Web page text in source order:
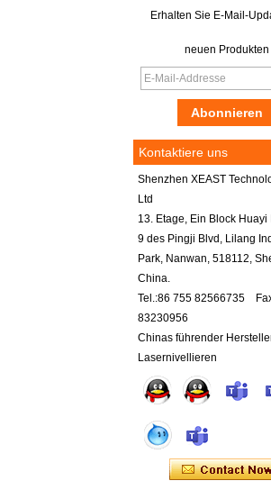
Erhalten Sie E-Mail-
neuen Produkten
Kontaktiere uns
Shenzhen XEAST
Ltd
13. Etage, Ein Block Huayi
9 des Pingji Blvd, Lilang
Park, Nanwan, 518112,
China.
Tel.:86 755 82566735
83230956
Chinas führender
Lasernivellieren